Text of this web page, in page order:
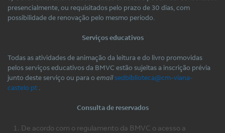
presencialmente, ou requisitados pelo prazo de 30 dias, com
possibilidade de renovação pelo mesmo período.
Serviços educativos
Todas as atividades de animação da leitura e do livro promovidas
pelos serviços educativos da BMVC estão sujeitas a inscrição prévia
junto deste serviço ou para o emailsedbiblioteca@cm-viana-
castelo.pt
Consulta de reservados
De acordo com o regulamento da BMVC o acesso a